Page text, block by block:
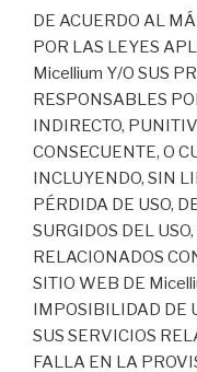
DE ACUERDO AL
POR LAS LEYES
Micellium Y/O SUS
RESPONSABLES
INDIRECTO,
CONSECUENTE, O
INCLUYENDO, SIN
PÉRDIDA DE USO,
SURGIDOS DEL
RELACIONADOS
SITIO WEB DE
IMPOSIBILIDAD DE
SUS SERVICIOS
FALLA EN LA